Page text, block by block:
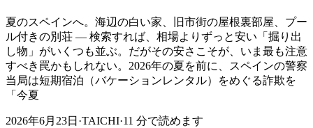
夏のスペインへ。海辺の白い家、旧市街の屋根裏部屋、プー
ル付きの別荘 ― 検索すれば、相場よりずっと安い「掘り出
し物」がいくつも並ぶ。だがその安さこそが、いま最も注意
すべき罠かもしれない。2026年の夏を前に、スペインの警察
当局は短期宿泊（バケーションレンタル）をめぐる詐欺を
「今夏
2026年6月23日 ·TAICHI·11 分で読めます